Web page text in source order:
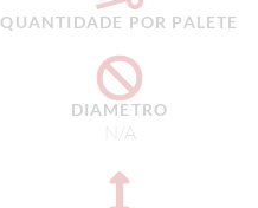
QUANTIDADE POR PALETE
DIAMETRO
N/A